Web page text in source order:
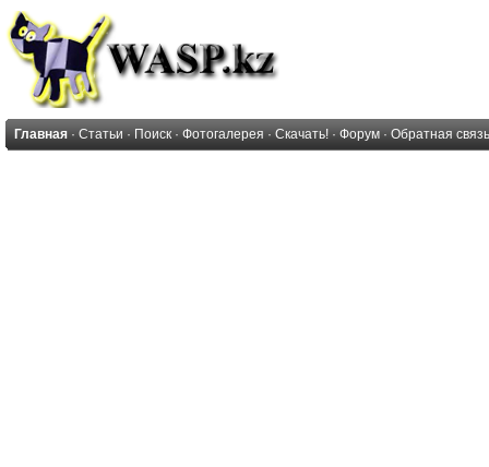
Главная · Статьи · Поиск · Фотогалерея · Скачать! · Форум · Обратная связь